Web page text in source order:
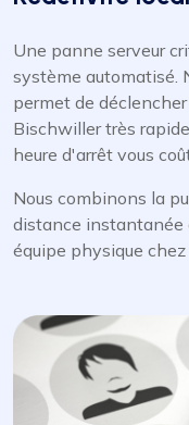
Une panne serveur
système automatisé.
permet de
Bischwiller très
heure d'arrêt vous
Nous combinons la
distance instantanée
équipe physique